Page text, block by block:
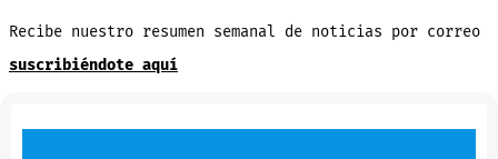
Recibe nuestro resumen semanal de noticias por correo
suscribiéndote aquí